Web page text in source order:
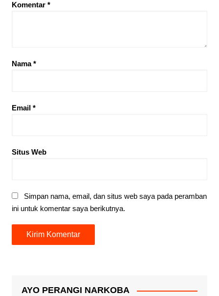
Komentar *
Nama*
Email *
Situs Web
Simpan nama, email, dan situs web saya pada peramban
ini untuk komentar saya berikutnya.
AYO PERANGI NARKOBA